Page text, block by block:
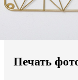
Мы доставляем по
Продолжить без
Печать